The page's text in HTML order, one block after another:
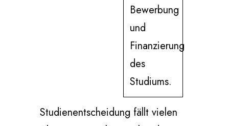
Bewerbung
und
Finanzierung
des
Studiums.
Studienentscheidung fällt vielen